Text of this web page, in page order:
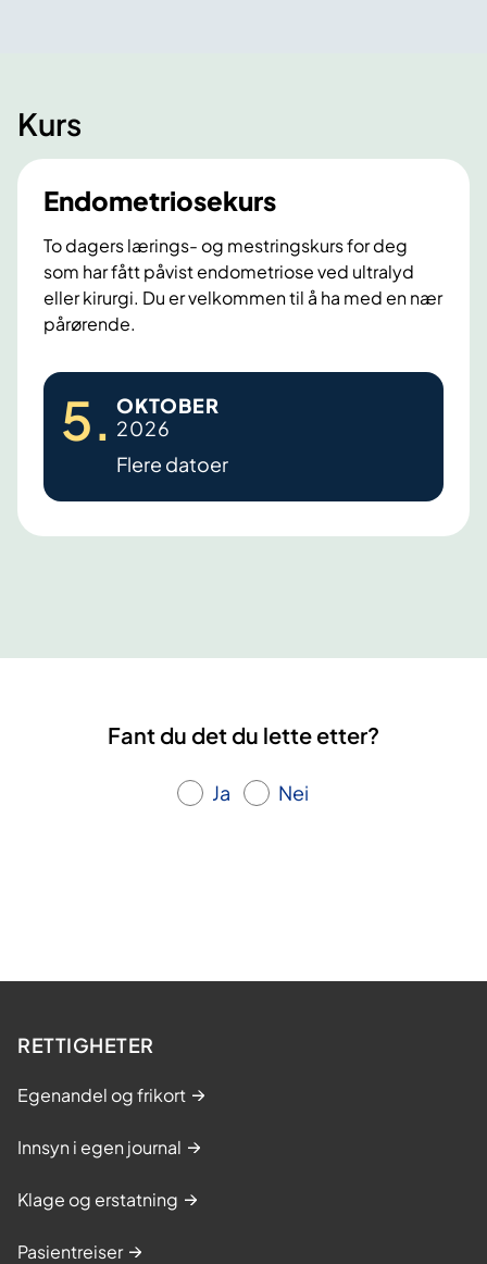
Kurs
Endometriosekurs
To dagers lærings- og mestringskurs for deg
som har fått påvist endometriose ved ultralyd
eller kirurgi. Du er velkommen til å ha med en nær
pårørende.
E
m
e
5. OKTOBER
2026
Flere datoer
Fant du det du lette etter?
Ja Nei
RETTIGHETER
Egenandel og frikort
Innsyn i egen journal
Klage og erstatning
Pasientreiser